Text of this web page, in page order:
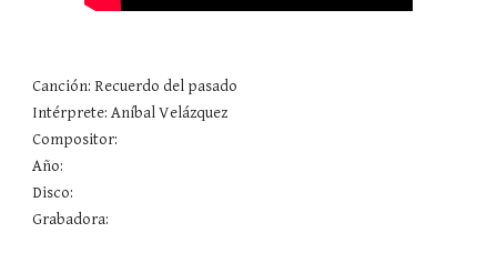
Canción: Recuerdo del pasado
Intérprete: Aníbal Velázquez
Compositor:
Año:
Disco:
Grabadora: